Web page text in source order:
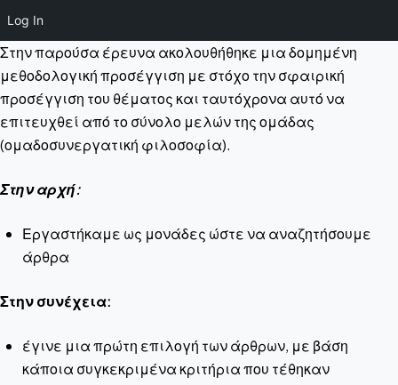
Log In
Στην παρούσα έρευνα ακολουθήθηκε μια δομημένη
μεθοδολογική προσέγγιση με στόχο την σφαιρική
προσέγγιση του θέματος και ταυτόχρονα αυτό να
επιτευχθεί από το σύνολο μελών της ομάδας
(ομαδοσυνεργατική φιλοσοφία).
Στην αρχή:
Εργαστήκαμε ως μονάδες ώστε να αναζητήσουμε
άρθρα
Στην συνέχεια:
έγινε μια πρώτη επιλογή των άρθρων, με βάση
κάποια συγκεκριμένα κριτήρια που τέθηκαν